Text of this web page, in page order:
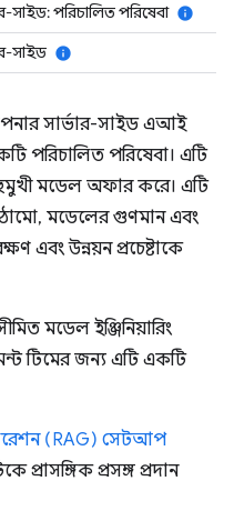
সাইড: পরিচালিত পরিষেবা info
সাইড info
সার্ভার-সাইড এআই
পরিচালিত পরিষেবা। এটি
মডেল অফার করে। এটি
মডেলের গুণমান এবং
এবং উন্নয়ন প্রচেষ্টাকে
মডেল ইঞ্জিনিয়ারিং
টিমের জন্য এটি একটি
(RAG) সেটআপ
প্রসঙ্গ প্রদান